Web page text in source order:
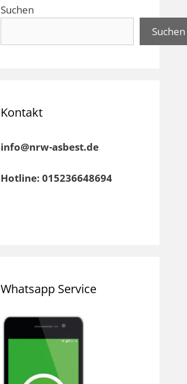
Suchen
Suchen
Kontakt
info@nrw-asbest.de
Hotline: 015236648694
Whatsapp Service